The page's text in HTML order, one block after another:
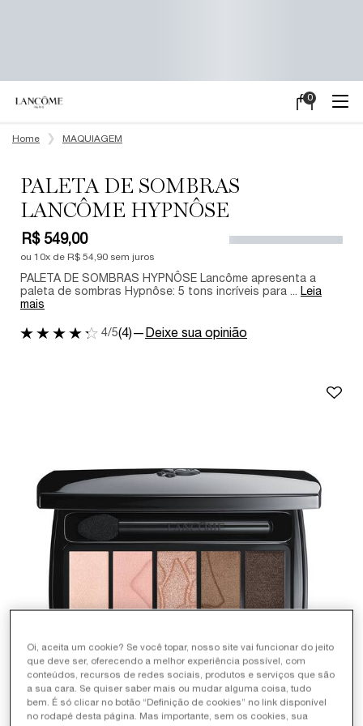
Meu
0
0 product in
Home
MAQUIAGEM
PALETA DE SOMBRAS
LANCÔME HYPNÔSE
R$ 549,00
ou 10x de R$ 54,90 sem juros
PALETA DE SOMBRAS HYPNÔSE Lancôme apresenta a
paleta de sombras Hypnôse: 5 tons incríveis para ... Leia
mais
4/5(4)— Deixe sua opinião
Oi, aceita um cookie? Se você topar, nosso site vai funcionar do jeito
que deve ser, oferecendo a melhor experiência possível, com
conteúdos, recursos de redes sociais, produtos e serviços que são
a sua cara. Se quiser saber mais ou mudar alguma coisa, tudo
bem. É só clicar no botão “Definição de cookies” no link disponível
no rodapé desta página. Mas importante, sem os cookies, sua